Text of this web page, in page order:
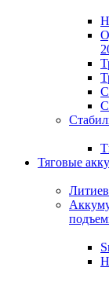
Тяговые